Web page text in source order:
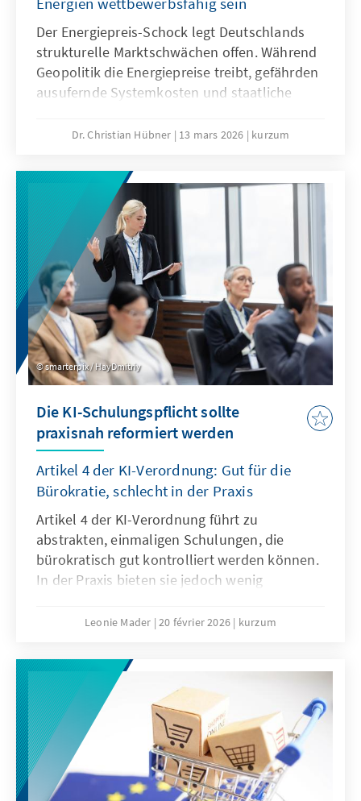
Der Energiepreis-Schock legt Deutschlands
strukturelle Marktschwächen offen. Während
Geopolitik die Energiepreise treibt, gefährden
ausufernde Systemkosten und staatliche
resiliente Energiewende wirkt dem entgegen
wettbewerbsfähig. So lässt sich unser
Industriestandort sichern und verhindert,
dass Klimaschutz durch den Verlust
wertvoller Wertschöpfung erkauft wird.
Dr. Christian Hübner 13 mars 2026 kurzum
smarterpix / HayDmitriy
Die KI-Schulungspflicht sollte
praxisnah reformiert werden
Artikel 4 der KI-Verordnung: Gut für die
Bürokratie, schlecht in der Praxis
Artikel 4 der KI-Verordnung führt zu
abstrakten, einmaligen Schulungen, die
bürokratisch gut kontrolliert werden können.
In der Praxis bieten sie jedoch wenig
agile, sektorale Lehr- und Lernangebote. Der
Omnibus modifiziert werden.
Leonie Mader 20 février 2026 kurzum